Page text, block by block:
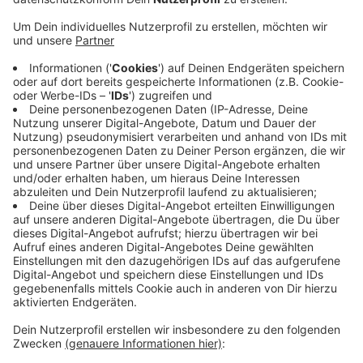
vorgestellt. Am weitesten sind die Pläne für
Osterwick. Der Bauantrag für einen Anbau an die
Wache ist unterschriftsreif. Das Nachbargrundstück
ist schon gekauft. Noch im Winter schiebt die
Gemeinde die Firmensuche an. Baustart ist im Laufe
des kommenden Jahres. Auch in Darfeld entsteht ein
Anbau auf einem Nachbargrundstück. Die Gemeinde
erarbeitet den Bauantrag gerade. Schauen wir noch
nach Holtwick. Hier soll es eine komplett neue Wache
geben. Einen Standort hat die Gemeinde im Blick. Den
will sie dem Rat Anfang Dezember vorstelle.
Anzeige